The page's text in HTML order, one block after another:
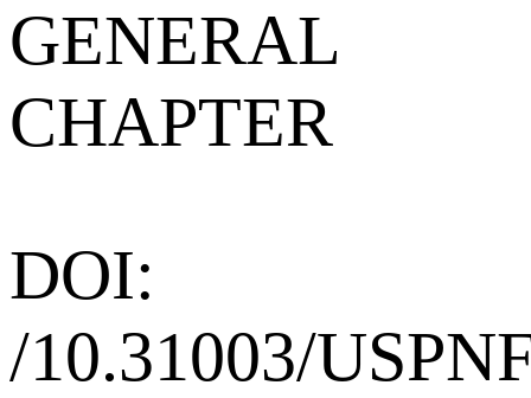
GENERAL
CHAPTER
DOI:
/10.31003/